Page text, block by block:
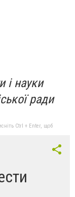
і науки
ради
Ctrl + Enter, щоб